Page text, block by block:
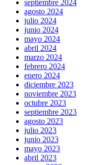
septiembre 2024
agosto 2024
julio 2024
junio 2024
mayo 2024
abril 2024
marzo 2024
febrero 2024
enero 2024
diciembre 2023
noviembre 2023
octubre 2023
septiembre 2023
agosto 2023
julio 2023
junio 2023
mayo 2023
abril 2023